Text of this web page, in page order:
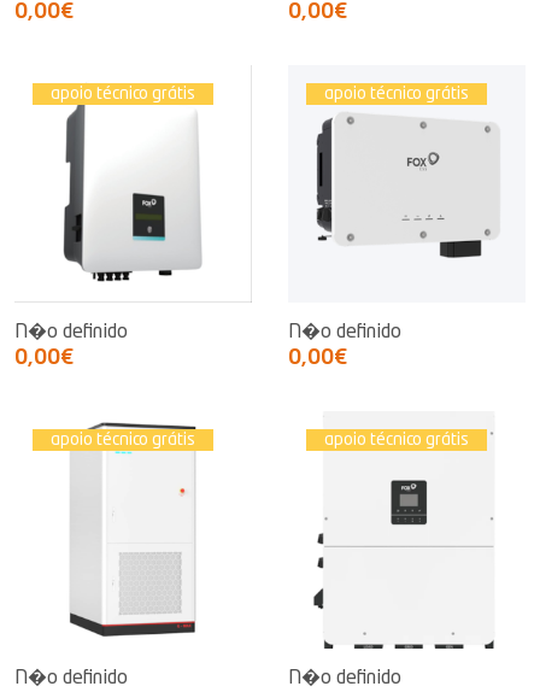
0,00€ 0,00€
apoio técnico grátis
N�o definido
0,00€
apoio técnico grátis
N�o definido
0,00€
apoio técnico grátis
N�o definido
apoio técnico grátis
N�o definido